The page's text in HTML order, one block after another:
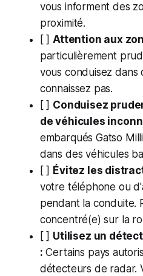
vous informent des
proximité.
[ ]Attention aux
particulièrement
vous conduisez dans
connaissez pas.
[ ] Conduisez
de véhicules
embarqués Gatso
dans des véhicules
[ ] Évitez les
votre téléphone ou
pendant la conduite.
concentré(e) sur la
[ ] Utilisez un
: Certains pays
détecteurs de radar.